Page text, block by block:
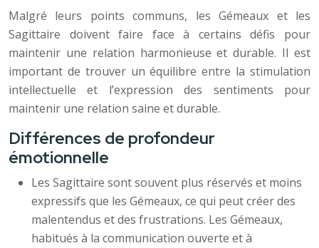
Malgré leurs points communs, les Gémeaux et les
Sagittaire doivent faire face à certains défis pour
maintenir une relation harmonieuse et durable. Il est
important de trouver un équilibre entre la stimulation
intellectuelle et l’expression des sentiments pour
maintenir une relation saine et durable.
Différences de profondeur
émotionnelle
Les Sagittaire sont souvent plus réservés et moins
expressifs que les Gémeaux, ce qui peut créer des
malentendus et des frustrations. Les Gémeaux,
habitués à la communication ouverte et à